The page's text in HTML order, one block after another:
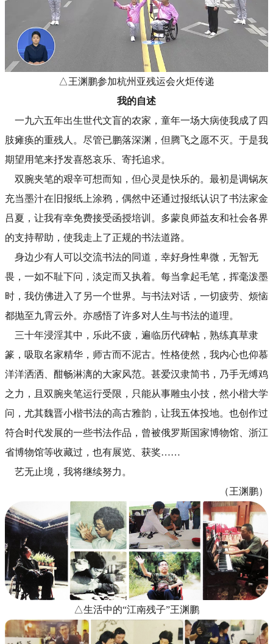
△王渊鹏参加杭州亚残运会火炬传递
我的自述
一九六五年出生世代文盲的农家，童年一场大病使我成了四
肢瘫痪的重残人。尽管已鹏落深渊，但腾飞之愿不灭。于是我
期望用笔来抒发喜怒哀乐、寄托追求。
双腕夹笔的艰辛可想而知，但心灵是快乐的。最初是调锅灰
充当墨汁在旧报纸上涂鸦，偶然中还通过报纸认识了书法家金
吕夏，让我有幸免费接受函授培训。多蒙良师益友和社会各界
的支持帮助，使我走上了正规的书法道路。
身边少有人可以交流书法的同道，幸好身性卑微，无智无
畏，一如不耻下问，淡定而又执着。每当拿起毛笔，挥毫泼墨
时，我仿佛进入了另一个世界。与书法对话，一切疲劳、烦恼
都抛至九霄云外。亦感悟了许多对人生与书法的道理。
三十年浸淫其中，乐此不疲，遍临历代碑帖，熟练真草隶
篆，吸取名家精华，师古而不泥古。性格使然，我内心也仰慕
洋洋洒洒、酣畅淋漓的大家风范。甚爱汉隶简书，乃手无缚鸡
之力，且双腕夹笔运行受限，只能从事雕虫小技，然小楷大学
问，尤其魏晋小楷书法的高古雅韵，让我五体投地。也创作过
符合时代发展的一些书法作品，曾被俄罗斯国家博物馆、浙江
省博物馆等收藏过，也有展览、获奖……
艺无止境，我将继续努力。
（王渊鹏）
△生活中的“江南残子”王渊鹏